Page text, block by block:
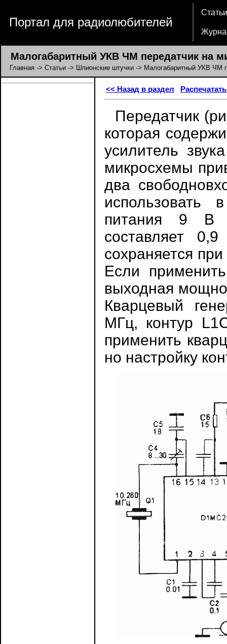
Портал для радиолюбителей
Статьи
Малогабаритный УКВ ЧМ передатчик на
Главная -> Статьи -> Шпионские штучки -> Малогабаритный УКВ ЧМ
<< Назад в раздел Распечатать
Передатчик
которая
усилитель
микросхемы
два
питания 9 В
составляет 0,9
сохраняется
Если
выходная
Кварцевый
МГц, контур
применить
но настройку